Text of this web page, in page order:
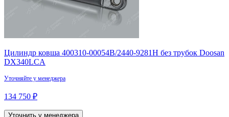
Цилиндр ковша 400310-00054B/2440-9281H без трубок Doosan
DX340LCA
Уточняйте у менеджера
134 750 ₽
Уточнить у менеджера